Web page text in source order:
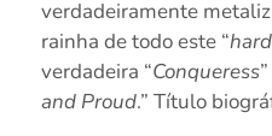
verdadeiramente
rainha de todo este “hard
verdadeira “Conqueress
and Proud.” Título